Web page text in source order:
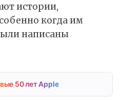
истории,
когда им
написаны
50 лет Apple